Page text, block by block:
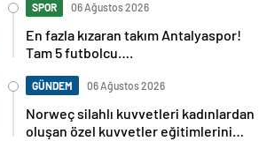
SPOR 06 Ağustos 2026
En fazla kızaran takım Antalyaspor!
Tam 5 futbolcu….
GÜNDEM 06 Ağustos 2026
Norweç silahlı kuvvetleri kadınlardan
oluşan özel kuvvetler eğitimlerini